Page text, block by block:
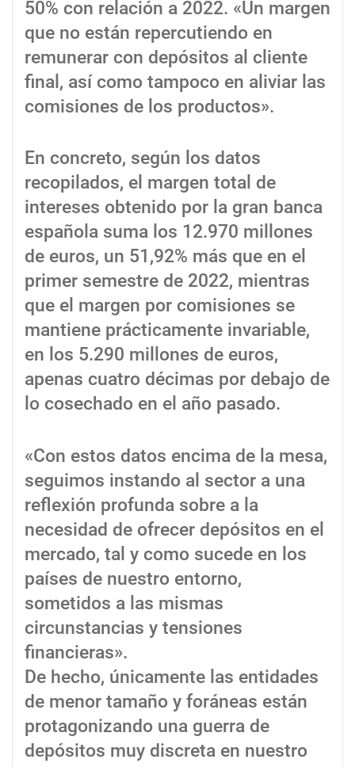
50% con relación a 2022. «Un margen
que no están repercutiendo en
remunerar con depósitos al cliente
final, así como tampoco en aliviar las
comisiones de los productos».
En concreto, según los datos
recopilados, el margen total de
intereses obtenido por la gran banca
española suma los 12.970 millones
de euros, un 51,92% más que en el
primer semestre de 2022, mientras
que el margen por comisiones se
mantiene prácticamente invariable,
en los 5.290 millones de euros,
apenas cuatro décimas por debajo de
lo cosechado en el año pasado.
«Con estos datos encima de la mesa,
seguimos instando al sector a una
reflexión profunda sobre a la
necesidad de ofrecer depósitos en el
mercado, tal y como sucede en los
países de nuestro entorno,
sometidos a las mismas
circunstancias y tensiones
financieras».
De hecho, únicamente las entidades
de menor tamaño y foráneas están
protagonizando una guerra de
depósitos muy discreta en nuestro